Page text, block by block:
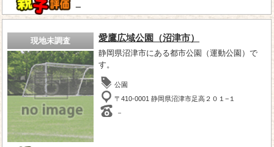
－
現地未調査 愛鷹広域公園（沼津市）
静岡県沼津市にある都市公園（運動公園）で
す。
公園
〒410-0001 静岡県沼津市足高２０１−１
－